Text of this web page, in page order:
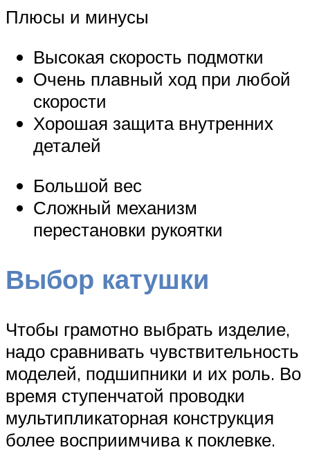
Плюсы и минусы
Высокая скорость подмотки
Очень плавный ход при любой
скорости
Хорошая защита внутренних
деталей
Большой вес
Сложный механизм
перестановки рукоятки
Выбор катушки
Чтобы грамотно выбрать изделие,
надо сравнивать чувствительность
моделей, подшипники и их роль. Во
время ступенчатой проводки
мультипликаторная конструкция
более восприимчива к поклевке.